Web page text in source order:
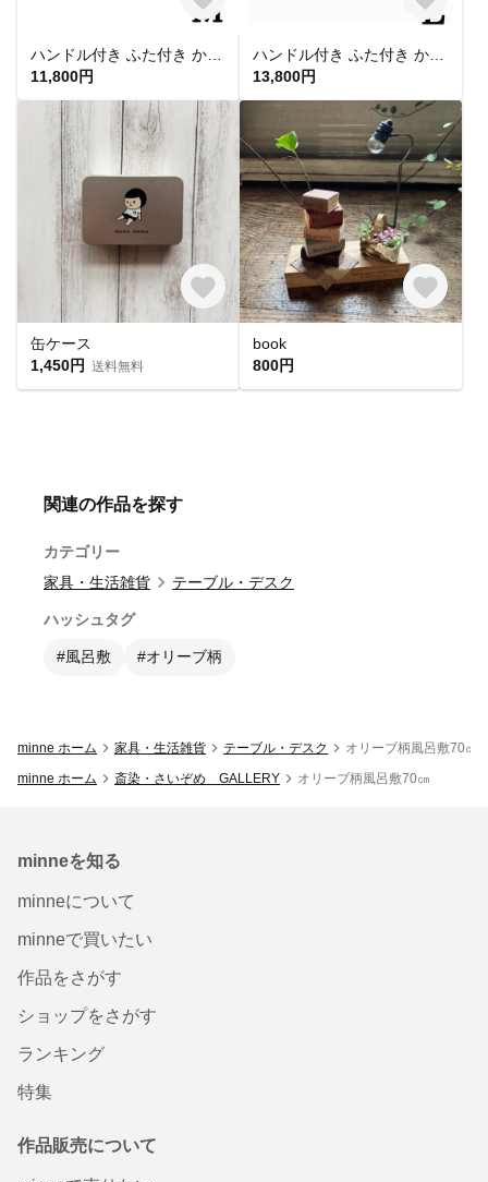
11,800円
13,800円
缶ケース
1,450円 送料無料
book
800円
関連の作品を探す
カテゴリー
家具・生活雑貨
テーブル・デスク
ハッシュタグ
#風呂敷 #オリーブ柄
minne ホーム 家具・生活雑貨 テーブル・デスク
オリーブ柄風呂敷70㎝
minne ホーム
斎染・さいぞめ GALLERY オリーブ柄風呂敷70㎝
minneを知る
minneについて
minneで買いたい
作品をさがす
ショップをさがす
ランキング
特集
作品販売について